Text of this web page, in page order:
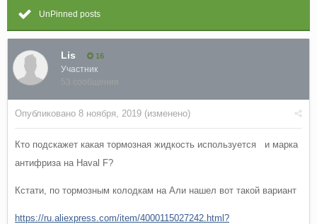
UnPinned posts
Lis 16
Участник
53 сообщения
Опубликовано 8 ноября, 2019 (изменено)
Кто подскажет какая тормозная жидкость используется и марка
антифриза на Haval F?
Кстати, по тормозным колодкам на Али нашел вот такой вариант
https://ru.aliexpress.com/item/4000115027242.html?